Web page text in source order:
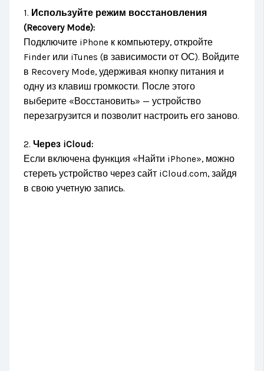
1. Используйте режим восстановления
(Recovery Mode):
Подключите iPhone к компьютеру, откройте
Finder или iTunes (в зависимости от ОС). Войдите
в Recovery Mode, удерживая кнопку питания и
одну из клавиш громкости. После этого
выберите «Восстановить» — устройство
перезагрузится и позволит настроить его заново.
2.Через iCloud:
Если включена функция «Найти iPhone», можно
стереть устройство через сайт iCloud.com, зайдя
в свою учетную запись.